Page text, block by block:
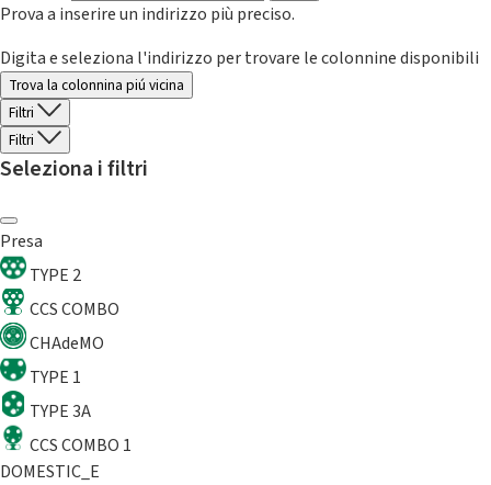
Prova a inserire un indirizzo più preciso.
Digita e seleziona l'indirizzo per trovare le colonnine disponibili
Trova la colonnina piú vicina
Filtri
Filtri
Seleziona i filtri
Presa
TYPE 2
CCS COMBO
CHAdeMO
TYPE 1
TYPE 3A
CCS COMBO 1
DOMESTIC_E